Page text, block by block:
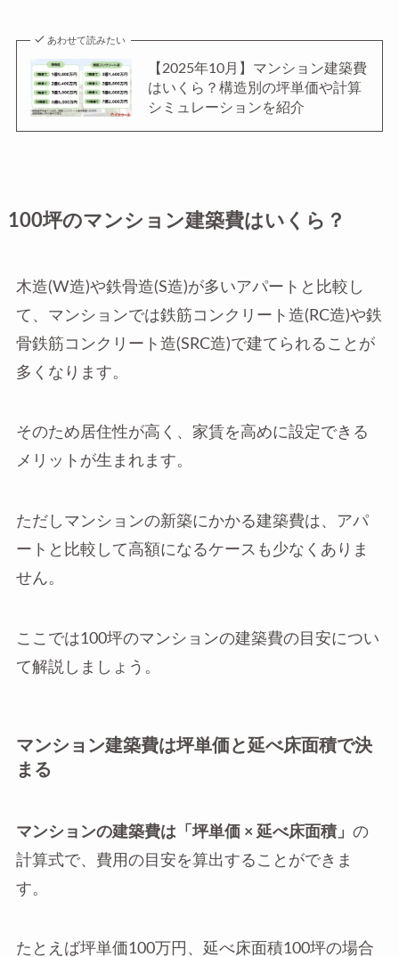
あわせて読みたい
【2025年10月】マンション建築費
はいくら？構造別の坪単価や計算
シミュレーションを紹介
100坪のマンション建築費はいくら？
木造(W造)や鉄骨造(S造)が多いアパートと比較し
て、マンションでは鉄筋コンクリート造(RC造)や鉄
骨鉄筋コンクリート造(SRC造)で建てられることが
多くなります。
そのため居住性が高く、家賃を高めに設定できる
メリットが生まれます。
ただしマンションの新築にかかる建築費は、アパ
ートと比較して高額になるケースも少なくありま
せん。
ここでは100坪のマンションの建築費の目安につい
て解説しましょう。
マンション建築費は坪単価と延べ床面積で決
まる
マンションの建築費は「坪単価 × 延べ床面積」 の
計算式で、費用の目安を算出することができま
す。
たとえば坪単価100万円、延べ床面積100坪の場合